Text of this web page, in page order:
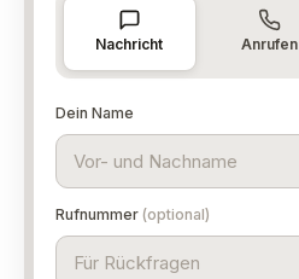
Nachricht Anrufen
Dein Name
Rufnummer (optional)